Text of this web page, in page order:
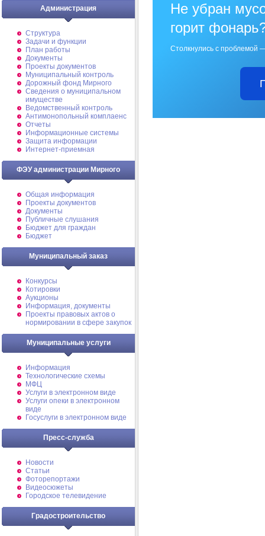
Администрация
Структура
Задачи и функции
План работы
Документы
Проекты документов
Муниципальный контроль
Дорожный фонд Мирного
Cведения о муниципальном
имуществе
Ведомственный контроль
Антимонопольный комплаенс
Отчеты
Информационные системы
Защита информации
Интернет-приемная
ФЭУ администрации Мирного
Общая информация
Проекты документов
Документы
Публичные слушания
Бюджет для граждан
Бюджет
Муниципальный заказ
Конкурсы
Котировки
Аукционы
Информация, документы
Проекты правовых актов о
нормировании в сфере закупок
Муниципальные услуги
Информация
Технологические схемы
МФЦ
Услуги в электронном виде
Услуги опеки в электронном
виде
Госуслуги в электронном виде
Пресс-служба
Новости
Статьи
Фоторепортажи
Видеосюжеты
Городское телевидение
Градостроительство
Не убран
горит
Столкнулись с проблемой